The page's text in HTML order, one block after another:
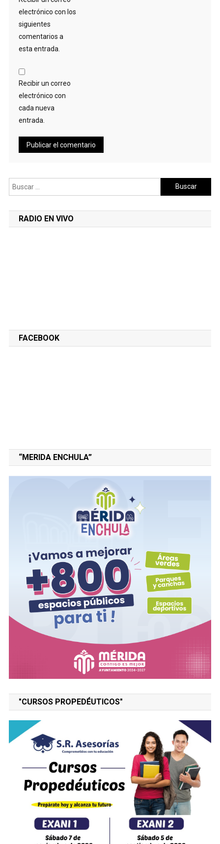
electrónico con los
siguientes
comentarios a
esta entrada.
Recibir un correo
electrónico con
cada nueva
entrada.
Buscar:
RADIO EN VIVO
FACEBOOK
“MERIDA ENCHULA”
"CURSOS PROPEDÉUTICOS"